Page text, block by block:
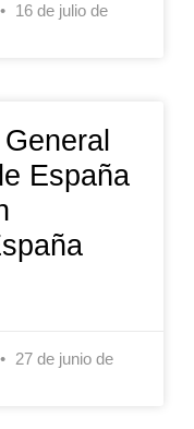
16 de julio de
España
27 de junio de